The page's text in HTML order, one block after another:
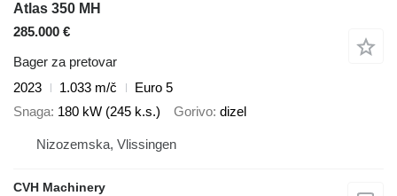
Atlas 350 MH
285.000 €
Bager za pretovar
2023
1.033 m/č
Euro 5
Snaga 180 kW (245 k.s.) Gorivo dizel
Nizozemska, Vlissingen
CVH Machinery